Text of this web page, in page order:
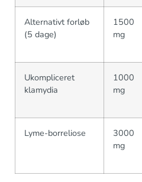
Alternativt forløb
(5 dage)
1500
mg
Ukompliceret
klamydia
1000
mg
Lyme-borreliose
3000
mg